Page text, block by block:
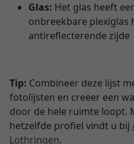
Glas: Het glas heeft
onbreekbare plexiglas
antireflecterende zijde
Tip: Combineer deze lijst
fotolijsten en creëer een
door de hele ruimte loopt.
hetzelfde profiel vindt u bij
Lothringen.